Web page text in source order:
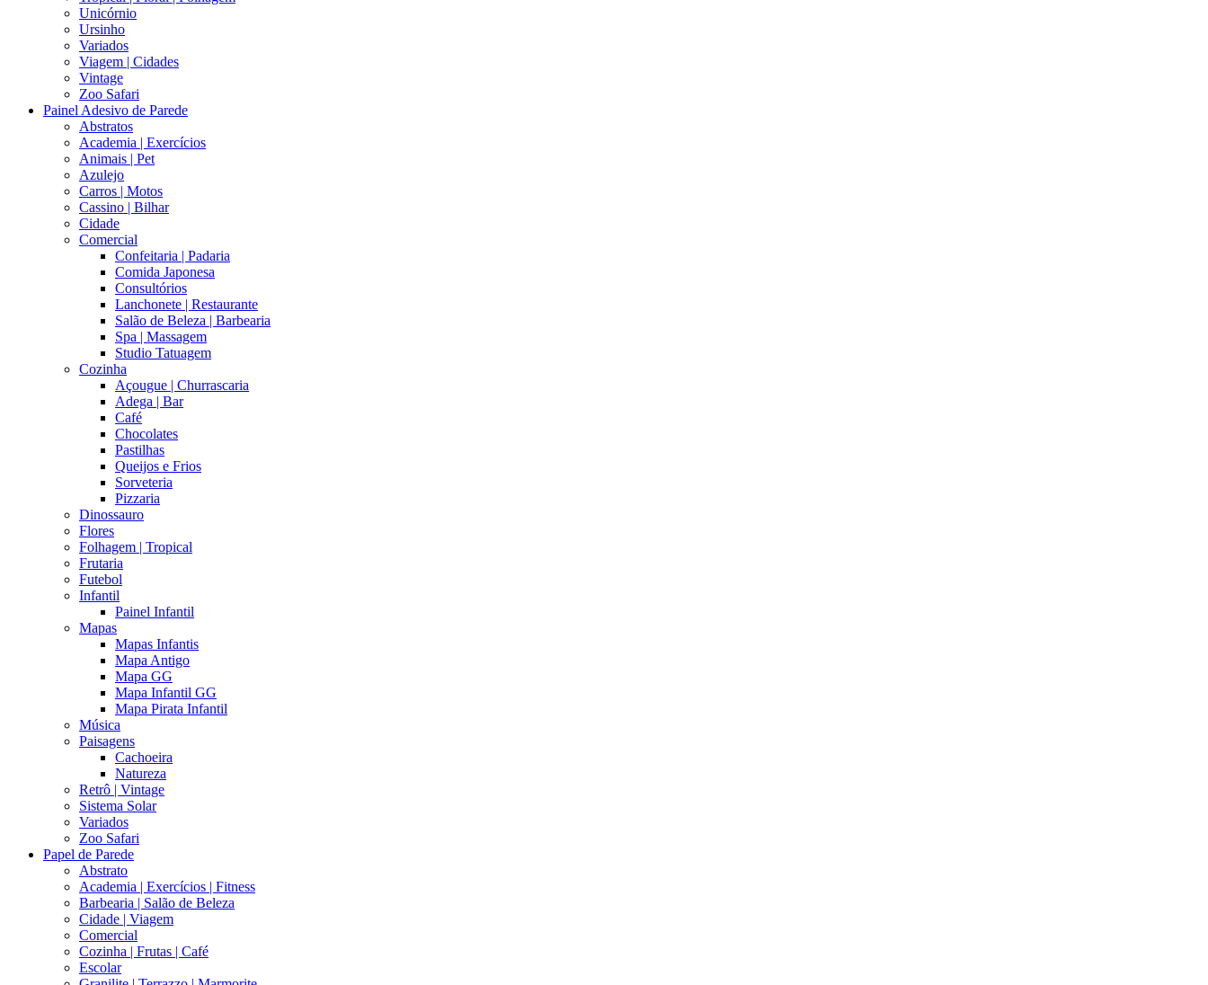
Unicórnio
Ursinho
Variados
Viagem | Cidades
Vintage
Zoo Safari
Painel Adesivo de Parede
Abstratos
Academia | Exercícios
Animais | Pet
Azulejo
Carros | Motos
Cassino | Bilhar
Cidade
Comercial
Confeitaria | Padaria
Comida Japonesa
Consultórios
Lanchonete | Restaurante
Salão de Beleza | Barbearia
Spa | Massagem
Studio Tatuagem
Cozinha
Açougue | Churrascaria
Adega | Bar
Café
Chocolates
Pastilhas
Queijos e Frios
Sorveteria
Pizzaria
Dinossauro
Flores
Folhagem | Tropical
Frutaria
Futebol
Infantil
Painel Infantil
Mapas
Mapas Infantis
Mapa Antigo
Mapa GG
Mapa Infantil GG
Mapa Pirata Infantil
Música
Paisagens
Cachoeira
Natureza
Retrô | Vintage
Sistema Solar
Variados
Zoo Safari
Papel de Parede
Abstrato
Academia | Exercícios | Fitness
Barbearia | Salão de Beleza
Cidade | Viagem
Comercial
Cozinha | Frutas | Café
Escolar